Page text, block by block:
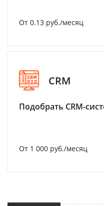
От 0.13 руб./месяц
CRM
Подобрать CRM-
От 1 000 руб./месяц